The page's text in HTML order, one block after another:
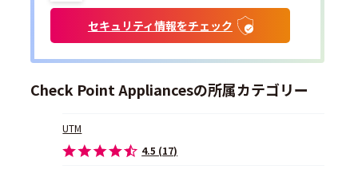
セキュリティ情報をチェック
Check Point Appliancesの所属カテゴリー
UTM
4.5 (17)